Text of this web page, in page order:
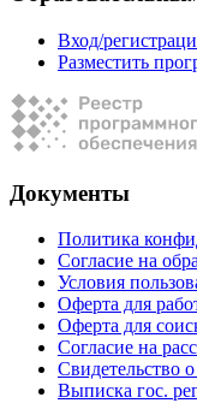
Вход/
Разместить
Документы
Политика
Согласие на
Условия
Оферта для
Оферта для
Согласие на
Свидетельство
Выписка гос.